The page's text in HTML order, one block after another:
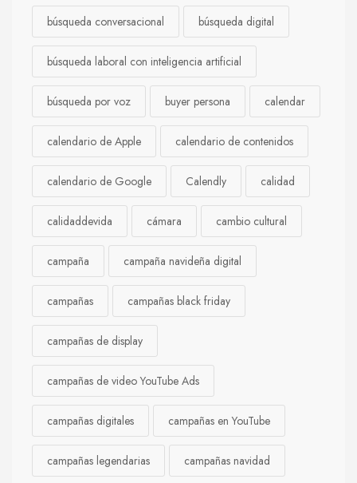
búsqueda conversacional búsqueda digital
búsqueda laboral con inteligencia artificial
búsqueda por voz buyer persona calendar
calendario de Apple calendario de contenidos
calendario de Google Calendly calidad
calidaddevida cámara cambio cultural
campaña campaña navideña digital
campañas campañas black friday
campañas de display
campañas de video YouTube Ads
campañas digitales campañas en YouTube
campañas legendarias campañas navidad